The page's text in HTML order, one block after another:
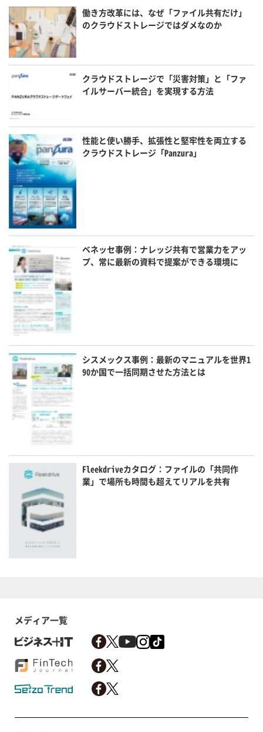
働き方改革には、なぜ「ファイル共有だけ」
のクラウドストレージではダメなのか
クラウドストレージで「災害対策」と「ファ
イルサーバー統合」を実現する方法
性能と使い勝手、拡張性と堅牢性を両立する
クラウドストレージ「Panzura」
ベネッセ事例：ナレッジ共有で営業力をアッ
プ、常に最新の資料で提案ができる環境に
シスメックス事例：最新のマニュアルを世界1
90か国で一括同期させた方法とは
Fleekdriveカタログ：ファイルの「共同作
業」で場所も時間も超えてリアルを共有
メディア一覧